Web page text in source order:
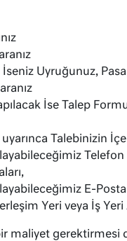
İseniz Uyruğunuz,
İse Talep
uyarınca Talebinizin
Telefon
E-
Yeri veya İş Yeri
maliyet gerektirmesi